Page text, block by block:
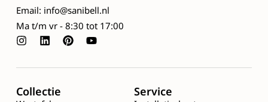
Email: info@sanibell.nl
Ma t/m vr - 8:30 tot 17:00
Collectie Service